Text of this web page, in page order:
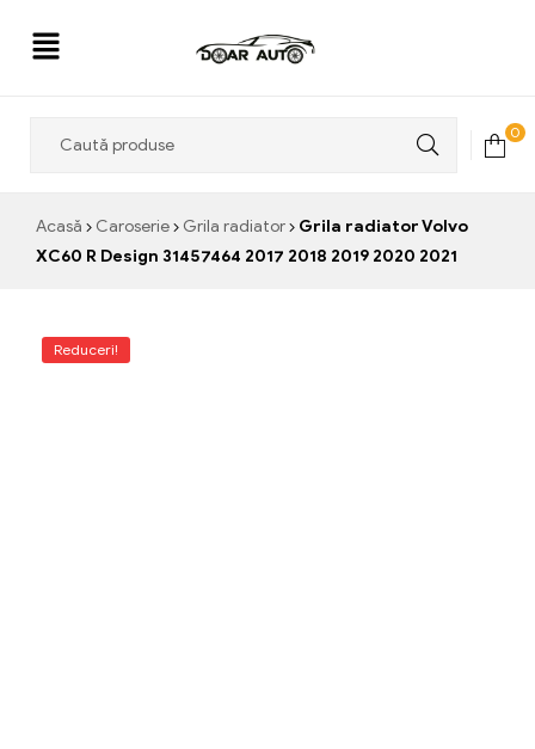
0
Acasă Caroserie Grila radiator
Grila radiator Volvo
XC60 R Design 31457464 2017 2018 2019 2020 2021
Reduceri!